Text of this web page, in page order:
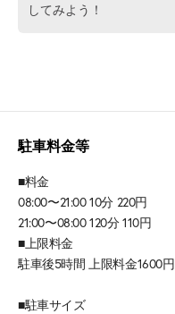
してみよう！
駐車料金等
■料金
08:00〜21:00 10分 220円
21:00〜08:00 120分 110円
■上限料金
駐車後5時間 上限料金1600円
■駐車サイズ